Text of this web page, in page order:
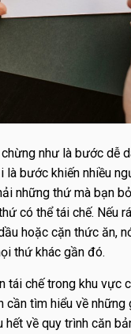
như là bước dễ
là bước khiến nhiều
những thứ mà bạn
có thể tái chế. Nếu
hoặc cặn thức ăn,
thứ khác gần đó.
tái chế trong khu vực
cần tìm hiểu về những
hết về quy trình căn